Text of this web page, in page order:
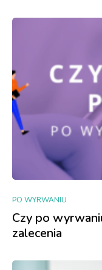
PO WYRWANIU
Czy po
zalecenia